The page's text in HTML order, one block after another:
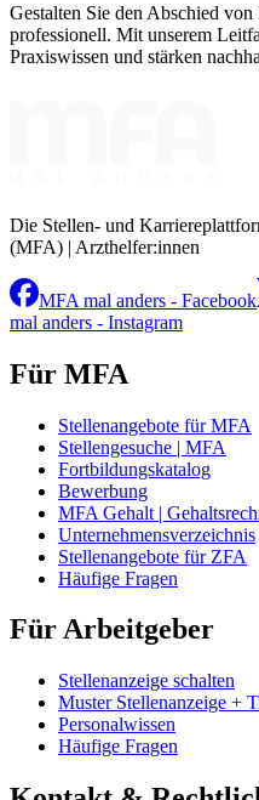
Gestalten Sie den Abschied
professionell. Mit unserem
Praxiswissen und stärken
Die Stellen- und
(MFA) | Arzthelfer:innen
MFA mal anders - Facebook
mal anders - Instagram
Für MFA
Stellenangebote für MFA
Stellengesuche | MFA
Fortbildungskatalog
Bewerbung
MFA Gehalt |
Unternehmensverzeichnis
Stellenangebote für ZFA
Häufige Fragen
Für Arbeitgeber
Stellenanzeige schalten
Muster Stellenanzeige +
Personalwissen
Häufige Fragen